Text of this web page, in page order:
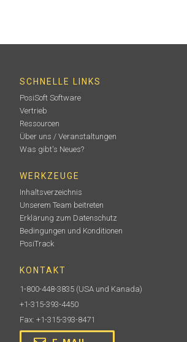
SCHNELLE LINKS
PosiSoft Software
Vertrieb
Ressourcen
Über uns / Veranstaltungen
Was gibt's Neues?
WERKZEUGE
Inhaltsverzeichnis
Unserem Team beitreten
Erklärung zum Datenschutz
Bedingungen und Konditionen
PosiTrack
KONTAKT
1-800-448-3835 (USA und Kanada)
+1-315-393-4450
Fax: +1-315-393-8471